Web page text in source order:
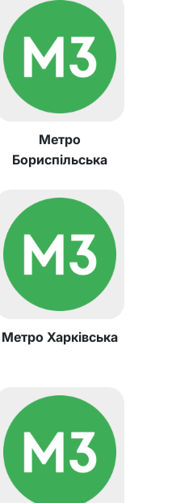
Метро
Бориспільська
Метро Харківська